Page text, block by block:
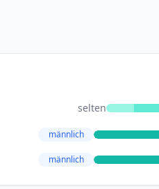
selten
männlich
männlich